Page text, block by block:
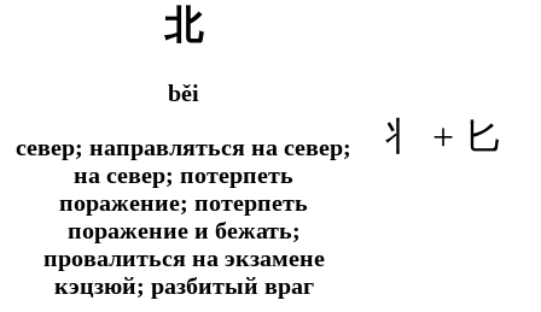
北
běi
север; направляться на север;
на север; потерпеть
поражение; потерпеть
поражение и бежать;
провалиться на экзамене
кэцзюй; разбитый враг
丬 + 匕